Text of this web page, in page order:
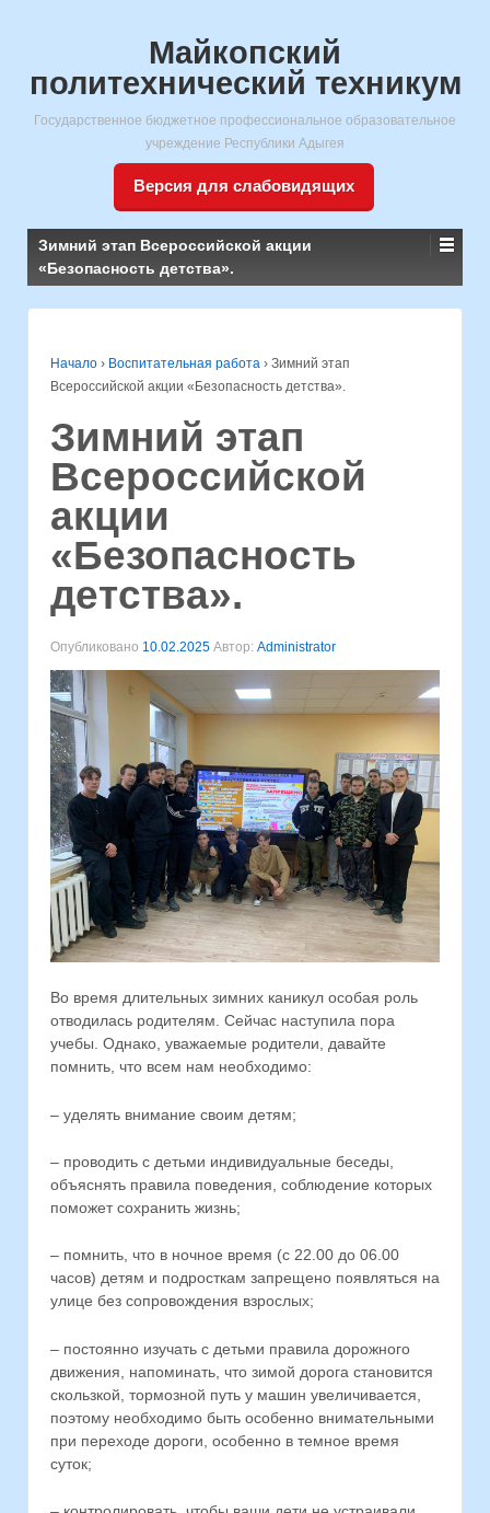
Майкопский
политехнический техникум
Государственное бюджетное профессиональное образовательное
учреждение Республики Адыгея
Версия для слабовидящих
Зимний этап Всероссийской акции
«Безопасность детства».
Начало › Воспитательная работа › Зимний этап
Всероссийской акции «Безопасность детства».
Зимний этап
Всероссийской
акции
«Безопасность
детства».
Опубликовано 10.02.2025 Автор: Administrator
Во время длительных зимних каникул особая роль
отводилась родителям. Сейчас наступила пора
учебы. Однако, уважаемые родители, давайте
помнить, что всем нам необходимо:
– уделять внимание своим детям;
– проводить с детьми индивидуальные беседы,
объяснять правила поведения, соблюдение которых
поможет сохранить жизнь;
– помнить, что в ночное время (с 22.00 до 06.00
часов) детям и подросткам запрещено появляться на
улице без сопровождения взрослых;
– постоянно изучать с детьми правила дорожного
движения, напоминать, что зимой дорога становится
скользкой, тормозной путь у машин увеличивается,
поэтому необходимо быть особенно внимательными
при переходе дороги, особенно в темное время
суток;